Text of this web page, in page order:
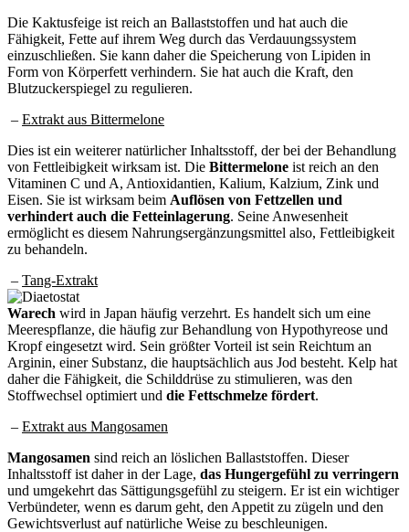
Die Kaktusfeige ist reich an Ballaststoffen und hat auch die
Fähigkeit, Fette auf ihrem Weg durch das Verdauungssystem
einzuschließen. Sie kann daher die Speicherung von Lipiden in
Form von Körperfett verhindern. Sie hat auch die Kraft, den
Blutzuckerspiegel zu regulieren.
– Extrakt aus Bittermelone
Dies ist ein weiterer natürlicher Inhaltsstoff, der bei der Behandlung
von Fettleibigkeit wirksam ist. Die Bittermelone ist reich an den
Vitaminen C und A, Antioxidantien, Kalium, Kalzium, Zink und
Eisen. Sie ist wirksam beim Auflösen von Fettzellen und
verhindert auch die Fetteinlagerung. Seine Anwesenheit
ermöglicht es diesem Nahrungsergänzungsmittel also, Fettleibigkeit
zu behandeln.
– Tang-Extrakt
Warech wird in Japan häufig verzehrt. Es handelt sich um eine
Meerespflanze, die häufig zur Behandlung von Hypothyreose und
Kropf eingesetzt wird. Sein größter Vorteil ist sein Reichtum an
Arginin, einer Substanz, die hauptsächlich aus Jod besteht. Kelp hat
daher die Fähigkeit, die Schilddrüse zu stimulieren, was den
Stoffwechsel optimiert und die Fettschmelze fördert.
– Extrakt aus Mangosamen
Mangosamen sind reich an löslichen Ballaststoffen. Dieser
Inhaltsstoff ist daher in der Lage, das Hungergefühl zu verringern
und umgekehrt das Sättigungsgefühl zu steigern. Er ist ein wichtiger
Verbündeter, wenn es darum geht, den Appetit zu zügeln und den
Gewichtsverlust auf natürliche Weise zu beschleunigen.